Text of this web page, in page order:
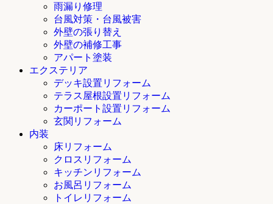
雨漏り修理
台風対策・台風被害
外壁の張り替え
外壁の補修工事
アパート塗装
エクステリア
デッキ設置リフォーム
テラス屋根設置リフォーム
カーポート設置リフォーム
玄関リフォーム
内装
床リフォーム
クロスリフォーム
キッチンリフォーム
お風呂リフォーム
トイレリフォーム